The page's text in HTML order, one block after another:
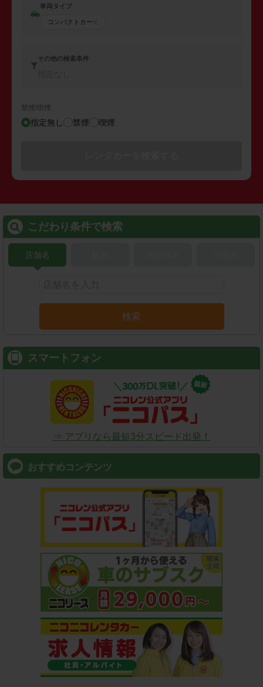
車両タイプ
コンパクトカー
その他の検索条件
禁煙/喫煙
指定無し 禁煙 喫煙
こだわり条件で検索
店舗名
検索
スマートフォン
⇒ アプリなら最短3分スピード出発！
おすすめコンテンツ